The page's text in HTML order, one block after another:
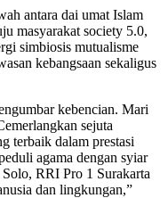
antara dai umat Islam
masyarakat society 5.0,
simbiosis mutualisme
kebangsaan sekaligus
kebencian. Mari
sejuta
terbaik dalam prestasi
agama dengan syiar
RRI Pro 1 Surakarta
dan lingkungan,”